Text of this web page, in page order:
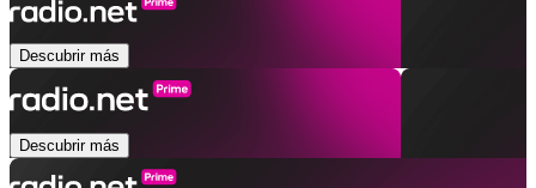
Descubrir más
Descubrir más